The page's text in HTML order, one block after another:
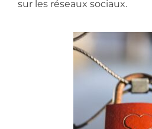
sur les réseaux sociaux.